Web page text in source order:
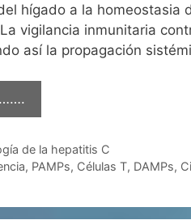
hígado a la homeostasia
vigilancia inmunitaria
así la propagación
de la hepatitis C
, PAMPs, Células T, DAMPs,